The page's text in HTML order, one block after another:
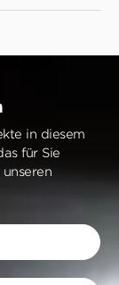
in diesem
für Sie